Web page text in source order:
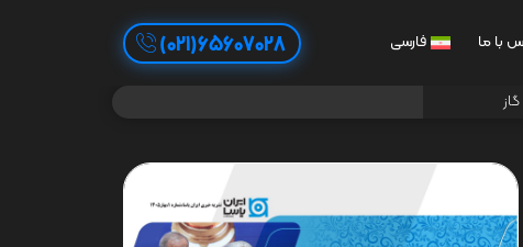
با ما فارسی 65607028(021)